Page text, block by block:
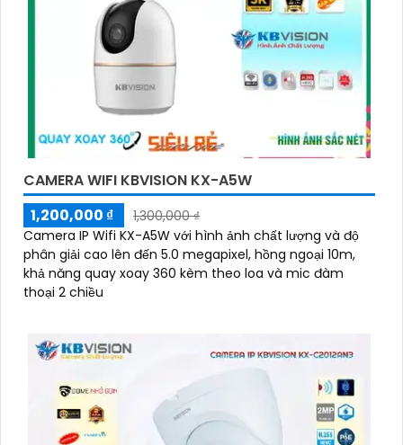
CAMERA WIFI KBVISION KX-A5W
1,200,000 ₫
1,300,000 ₫
Camera IP Wifi KX-A5W với hình ảnh chất lượng và độ
phân giải cao lên đến 5.0 megapixel, hồng ngoại 10m,
khả năng quay xoay 360 kèm theo loa và mic đàm
thoại 2 chiều